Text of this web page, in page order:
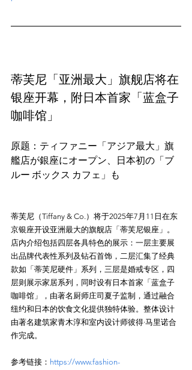
蒂芙尼「亚洲最大」旗舰店将在
银座开幕，附日本首家「蓝盒子
咖啡馆」
原题：ティファニー「アジア最大」旗
艦店が銀座にオープン、日本初の「ブ
蒂芙尼（Tiffany & Co.）将于2025年7月11日在东
京银座开设亚洲最大的旗舰店「蒂芙尼银座」。
店内介绍包括四层各具特色的展示：一层主要展
出品牌代表性系列及钻石首饰，二层汇集了经典
款如「蒂芙尼硬件」系列，三层是婚戒专区，四
层则展示家居系列，同时设有日本首家「蓝盒子
咖啡馆」，由著名厨师庄司夏子监制，通过融合
纽约和日本的饮食文化提供独特体验。整体设计
由著名建筑家青木淳和室内设计师彼得·马里诺合
参考链接： https://www.fashion-